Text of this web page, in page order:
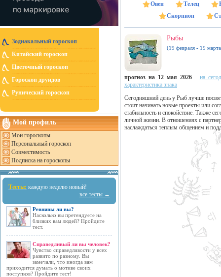
Зодиакальный гороскоп
Китайский гороскоп
Цветочный гороскоп
Гороскоп друидов
Рунический гороскоп
Мой профиль
Мои гороскопы
Персональный гороскоп
Совместимость
Подписка на гороскопы
Тесты: каждую неделю новый!
все тесты →
Ревнивы ли вы?
Насколько вы претендуете на
близких вам людей? Пройдите
тест.
Справедливый ли вы человек?
Чувство справедливости у всех
развито по разному. Вы
замечали, что иногда вам
приходится думать о мотиве своих
поступков? Пройдите тест!
Овен Телец
Скорпион
Рыбы
(19 февраля - 19
прогноз на 12 мая 2026
на
характеристика знака
Сегодняшний день у Рыб лучше
стоит начинать новые проекты или
стабильность и спокойствие. Также
личной жизни. В отношениях с
наслаждаться теплым общением и